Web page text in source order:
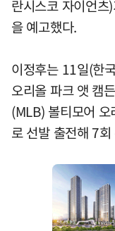
란시스코 자이언
을 예고했다.
이정후는 11일(한
오리올 파크 앳 캠
(MLB) 볼티모어
로 선발 출전해 7